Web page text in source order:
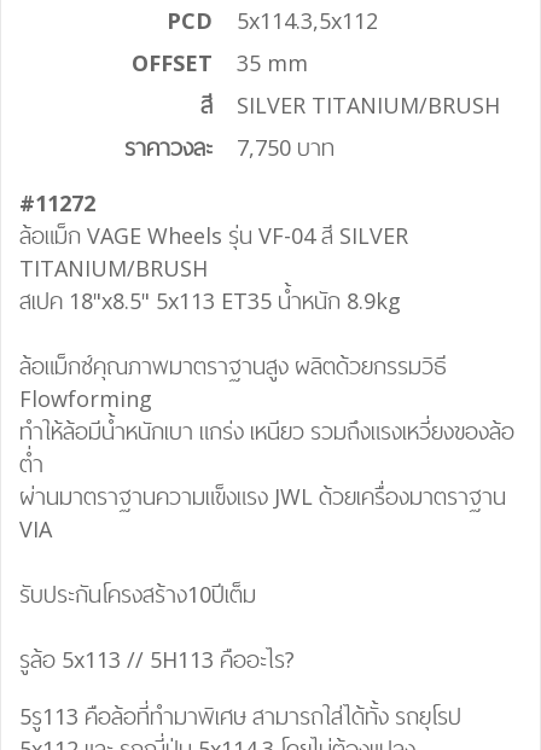
PCD
5x114.3,5x112
OFFSET
35 mm
สี
SILVER TITANIUM/BRUSH
ราคาวงละ
7,750 บาท
#11272
ล้อแม็ก VAGE Wheels รุ่น VF-04 สี SILVER
TITANIUM/BRUSH
สเปค 18"x8.5" 5x113 ET35 น้ำหนัก 8.9kg
ล้อแม็กซ์คุณภาพมาตราฐานสูง ผลิตด้วยกรรมวิธี
Flowforming
ทำให้ล้อมีน้ำหนักเบา แกร่ง เหนียว รวมถึงแรงเหวี่ยงของล้อ
ต่ำ
ผ่านมาตราฐานความแข็งแรง JWL ด้วยเครื่องมาตราฐาน
VIA
รับประกันโครงสร้าง10ปีเต็ม
รูล้อ 5x113 // 5H113 คืออะไร?
5รู113 คือล้อที่ทำมาพิเศษ สามารถใส่ได้ทั้ง รถยุโรป